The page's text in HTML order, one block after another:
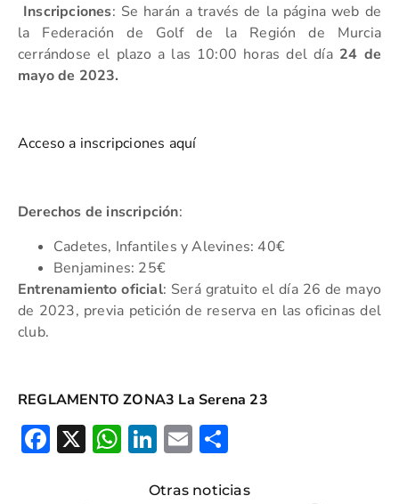
Inscripciones: Se harán a través de la página web de
la Federación de Golf de la Región de Murcia
cerrándose el plazo a las 10:00 horas del día24 de
mayo de 2023.
Acceso a inscripciones aquí
Derechos de inscripción:
Cadetes, Infantiles y Alevines: 40€
Benjamines: 25€
Entrenamiento oficial: Será gratuito el día 26 de mayo
de 2023, previa petición de reserva en las oficinas del
club.
REGLAMENTO ZONA3 La Serena 23
Facebook
X WhatsApp
LinkedIn
Email
Otras noticias